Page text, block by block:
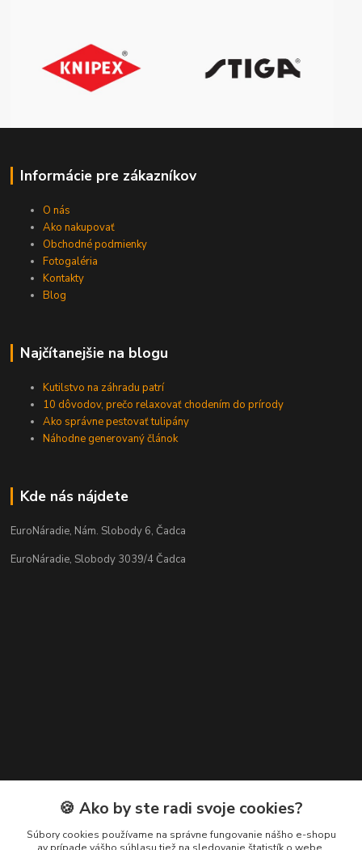
Informácie pre zákazníkov
O nás
Ako nakupovať
Obchodné podmienky
Fotogaléria
Kontakty
Blog
Najčítanejšie na blogu
Kutilstvo na záhradu patrí
10 dôvodov, prečo relaxovať chodením do prírody
Ako správne pestovať tulipány
Náhodne generovaný článok
Kde nás nájdete
EuroNáradie, Nám. Slobody 6, Čadca
EuroNáradie, Slobody 3039/4 Čadca
Kontakty
Zákaznícka podpora EuroNáradie
+421 911 629 846
🍪 Ako by ste radi svoje cookies?
Súbory cookies používame na správne fungovanie nášho e-shopu